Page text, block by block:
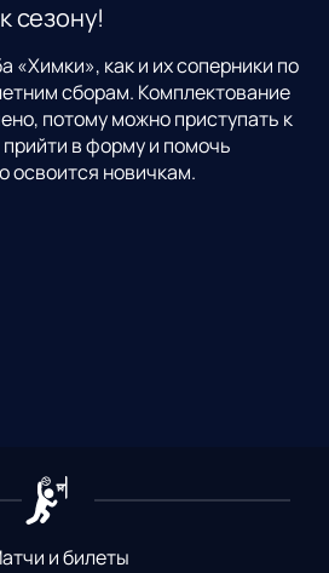
сезону!
«Химки», как и их соперники по
сборам. Комплектование
потому можно приступать к
в форму и помочь
освоится новичкам.
и билеты